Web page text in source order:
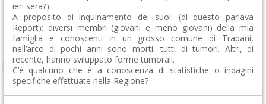
ieri sera?).
A proposito di inquinamento dei suoli (di questo parlava
Report): diversi membri (giovani e meno giovani) della mia
famiglia e conoscenti in un grosso comune di Trapani,
nell’arco di pochi anni sono morti, tutti di tumori. Altri, di
recente, hanno sviluppato forme tumorali.
C’è qualcuno che è a conoscenza di statistiche o indagini
specifiche effettuate nella Regione?